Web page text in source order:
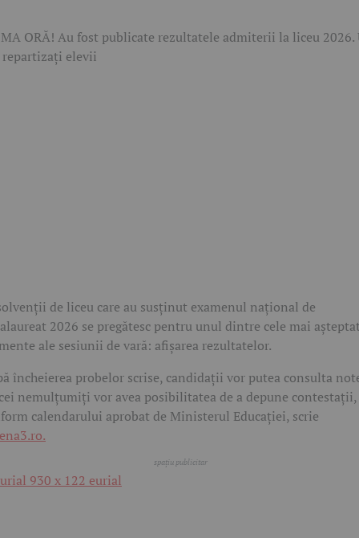
de liceu care au susținut examenul național de
2026 se pregătesc pentru unul dintre cele mai
ale sesiunii de vară: afișarea rezultatelor.
încheierea probelor scrise, candidații vor putea consulta
nemulțumiți vor avea posibilitatea de a depune contestații,
calendarului aprobat de Ministerul Educației, scrie